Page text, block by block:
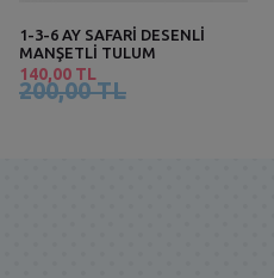
1-3-6 AY SAFARİ DESENLİ
MANŞETLİ TULUM
140,00 TL
200,00 TL